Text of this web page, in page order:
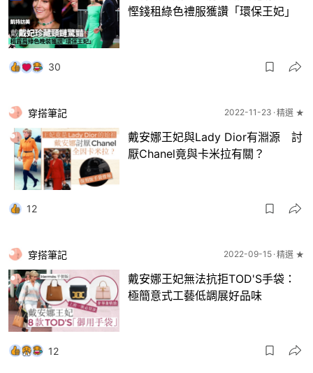
慳錢租綠色禮服獲讚「環保王妃」
30
穿搭筆記 2022-11-23 精選 ★
戴安娜王妃與Lady Dior有淵源 討
厭Chanel竟與卡米拉有關？
12
穿搭筆記 2022-09-15 精選 ★
戴安娜王妃無法抗拒TOD'S手袋：
極簡意式工藝低調展好品味
12